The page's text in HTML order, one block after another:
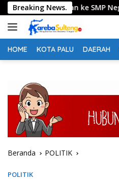
Langsung
ke
konten
Breaking News.ke SMP Negeri 1 Palu
HOME KOTA PALU DAERAH
Beranda POLITIK
POLITIK